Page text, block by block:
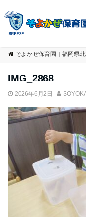
そよかぜ保育園｜福岡県
IMG_2868
2026年6月2日